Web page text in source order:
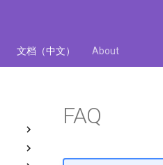
文档（中文） About
FAQ